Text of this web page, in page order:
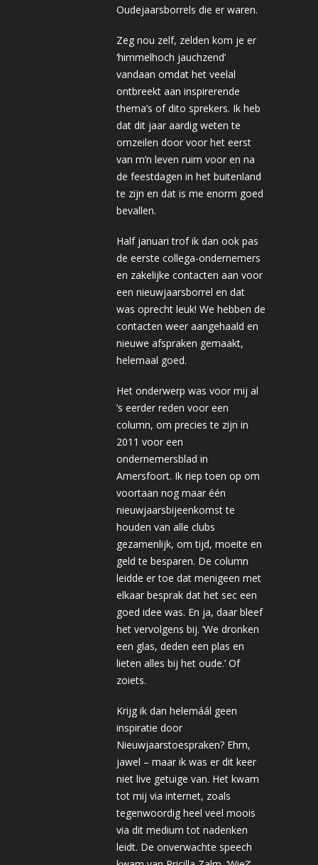
Oudejaarsborrels die er waren.
Zeg nou zelf, zelden kom je er
‘himmelhoch jauchzend’
vandaan omdat het veelal
ontbreekt aan inspirerende
thema’s of dito sprekers. Ik heb
dat dit jaar aardig weten te
omzeilen door voor het eerst
van m’n leven ruim voor en na
de feestdagen in het buitenland
te zijn en dat is me enorm goed
bevallen.
Half januari trof ik dan ook pas
de eerste collega-ondernemers
en zakelijke contacten aan voor
een nieuwjaarsborrel en dat
was oprecht leuk! We hebben de
contacten weer aangehaald en
nieuwe afspraken gemaakt,
helemaal goed.
Het onderwerp was voor mij al
’s eerder reden voor een
column, om precies te zijn in
2011 voor een
ondernemersblad in
Amersfoort. Ik riep toen op om
voortaan nog maar één
nieuwjaarsbijeenkomst te
houden van alle clubs
gezamenlijk, om tijd, moeite en
geld te besparen. De column
leidde er toe dat menigeen met
elkaar besprak dat het sec een
goed idee was. En ja, daar bleef
het vervolgens bij. ‘We dronken
een glas, deden een plas en
lieten alles bij het oude.’ Of
zoiets.
Krijg ik dan helemáál geen
inspiratie door
Nieuwjaarstoespraken? Ehm,
jawel – maar ik was er dit keer
niet live getuige van. Het kwam
tot mij via internet, zoals
tegenwoordig heel veel moois
via dit medium tot nadenken
leidt. De onverwachte speech